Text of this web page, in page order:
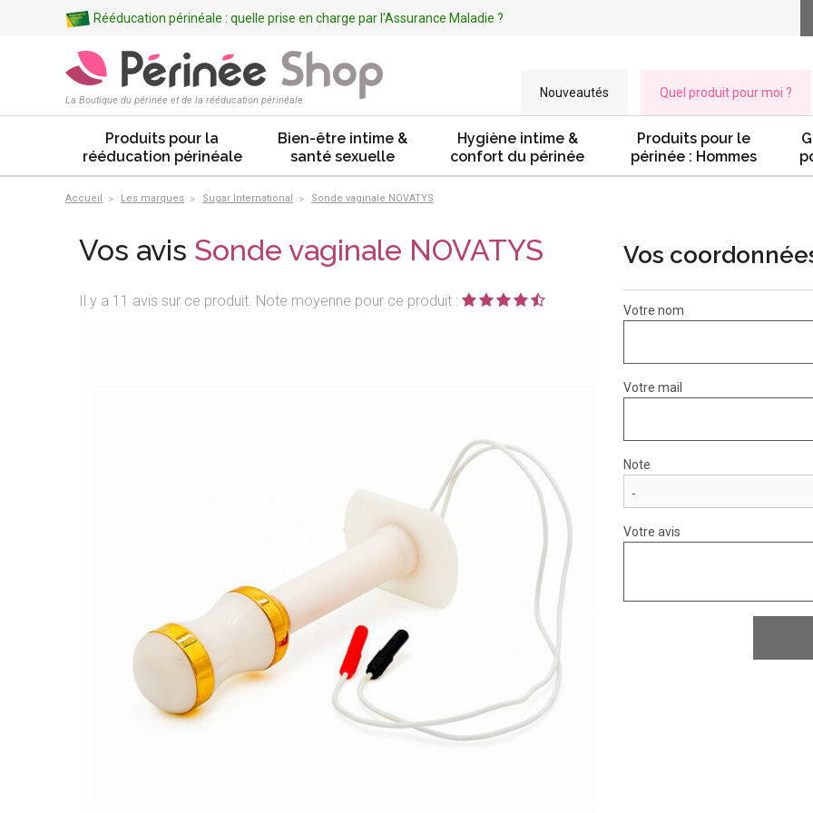
Rééducation périnéale : quelle prise en charge par l'Assurance Maladie ?
La Boutique du périnée et de la rééducation périnéale
Nouveautés Quel produit pour moi ?
Produits pour la
rééducation périnéale
Bien-être intime &
santé sexuelle
Hygiène intime &
confort du périnée
Produits pour le
périnée : Hommes
Accueil Les marques Sugar International Sonde vaginale NOVATYS
Vos avis Sonde vaginale NOVATYS
Il y a 11 avis sur ce produit. Note moyenne pour ce produit :
Vos
Votre nom
Votre mail
Note
Votre avis